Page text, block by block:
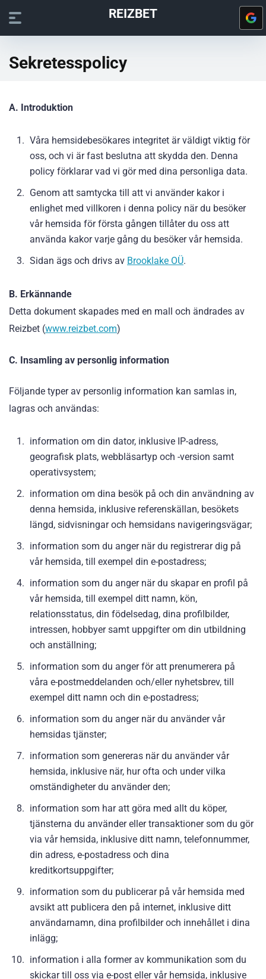
REIZBET
Sekretesspolicy
A. Introduktion
Våra hemsidebesökares integritet är väldigt viktig för
oss, och vi är fast beslutna att skydda den. Denna
policy förklarar vad vi gör med dina personliga data.
Genom att samtycka till att vi använder kakor i
enlighet med villkoren i denna policy när du besöker
vår hemsida för första gången tillåter du oss att
använda kakor varje gång du besöker vår hemsida.
Sidan ägs och drivs av Brooklake OÜ.
B. Erkännande
Detta dokument skapades med en mall och ändrades av
Reizbet (www.reizbet.com)
C. Insamling av personlig information
Följande typer av personlig information kan samlas in,
lagras och användas:
information om din dator, inklusive IP-adress,
geografisk plats, webbläsartyp och -version samt
operativsystem;
information om dina besök på och din användning av
denna hemsida, inklusive referenskällan, besökets
längd, sidvisningar och hemsidans navigeringsvägar;
information som du anger när du registrerar dig på
vår hemsida, till exempel din e-postadress;
information som du anger när du skapar en profil på
vår hemsida, till exempel ditt namn, kön,
relationsstatus, din födelsedag, dina profilbilder,
intressen, hobbyer samt uppgifter om din utbildning
och anställning;
information som du anger för att prenumerera på
våra e-postmeddelanden och/eller nyhetsbrev, till
exempel ditt namn och din e-postadress;
information som du anger när du använder vår
hemsidas tjänster;
information som genereras när du använder vår
hemsida, inklusive när, hur ofta och under vilka
omständigheter du använder den;
information som har att göra med allt du köper,
tjänsterna du använder eller transaktioner som du gör
via vår hemsida, inklusive ditt namn, telefonnummer,
din adress, e-postadress och dina
kreditkortsuppgifter;
information som du publicerar på vår hemsida med
avsikt att publicera den på internet, inklusive ditt
användarnamn, dina profilbilder och innehållet i dina
inlägg;
information i alla former av kommunikation som du
skickar till oss via e-post eller vår hemsida, inklusive